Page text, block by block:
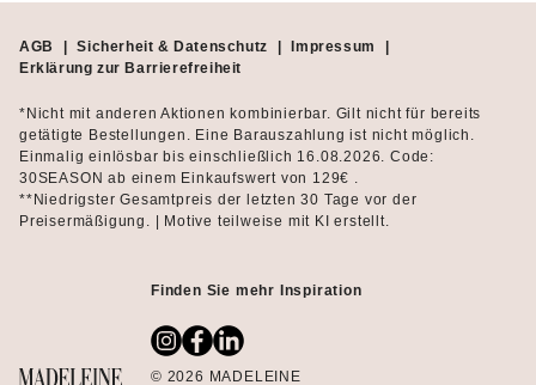
AGB | Sicherheit & Datenschutz | Impressum
|
Erklärung zur Barrierefreiheit
*Nicht mit anderen Aktionen kombinierbar. Gilt nicht für bereits
getätigte Bestellungen. Eine Barauszahlung ist nicht möglich.
Einmalig einlösbar bis einschließlich 16.08.2026. Code:
30SEASON ab einem Einkaufswert von 129€ .
**Niedrigster Gesamtpreis der letzten 30 Tage vor der
Preisermäßigung. | Motive teilweise mit KI erstellt.
Finden Sie mehr Inspiration
© 2026 MADELEINE